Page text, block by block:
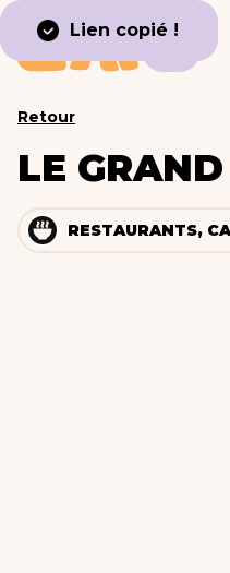
Lien copié !
Retour
LE
RESTAURANTS,